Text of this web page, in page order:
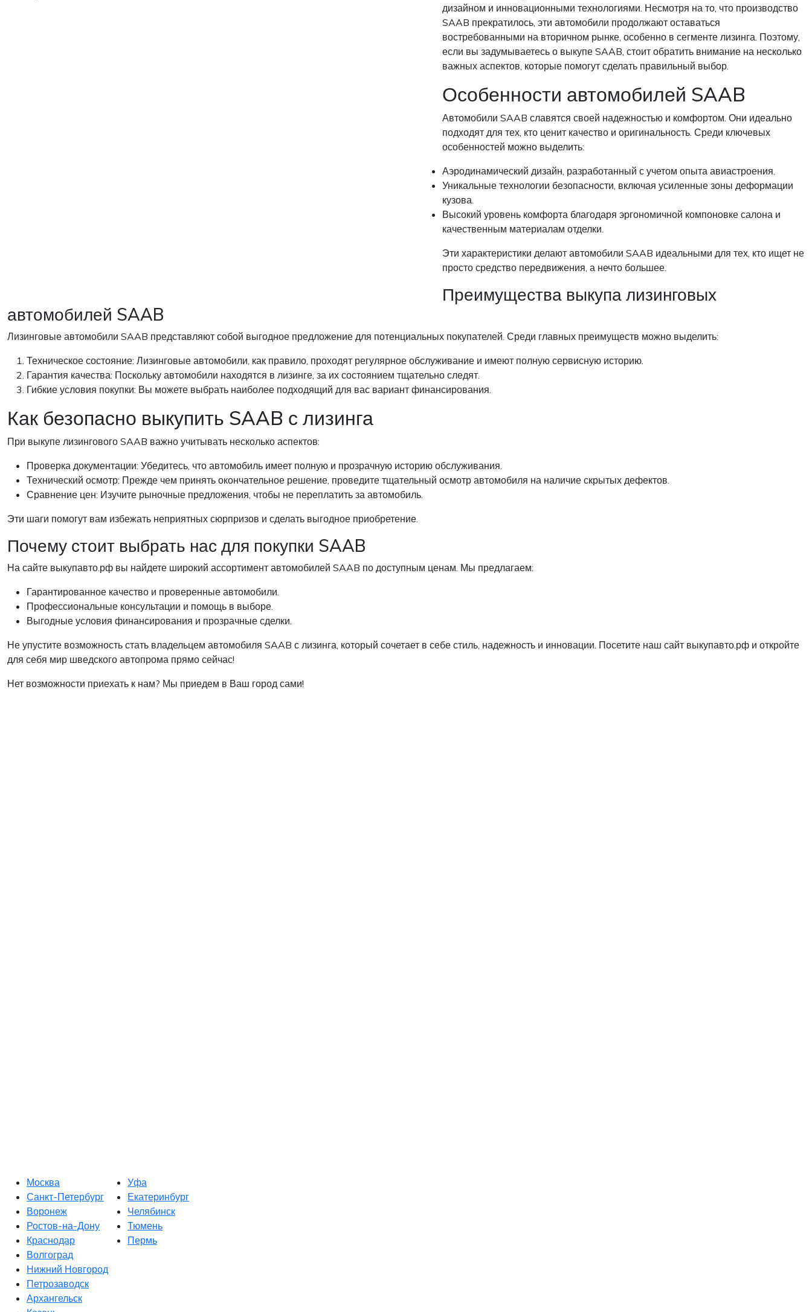
дизайном и инновационными технологиями. Несмотря на то, что производство
SAAB прекратилось, эти автомобили продолжают оставаться
востребованными на вторичном рынке, особенно в сегменте лизинга. Поэтому,
если вы задумываетесь о выкупе SAAB, стоит обратить внимание на несколько
важных аспектов, которые помогут сделать правильный выбор.
Особенности автомобилей SAAB
Автомобили SAAB славятся своей надежностью и комфортом. Они идеально
подходят для тех, кто ценит качество и оригинальность. Среди ключевых
особенностей можно выделить:
Аэродинамический дизайн, разработанный с учетом опыта авиастроения.
Уникальные технологии безопасности, включая усиленные зоны деформации
кузова.
Высокий уровень комфорта благодаря эргономичной компоновке салона и
качественным материалам отделки.
Эти характеристики делают автомобили SAAB идеальными для тех, кто ищет не
просто средство передвижения, а нечто большее.
Преимущества выкупа лизинговых
автомобилей SAAB
Лизинговые автомобили SAAB представляют собой выгодное предложение для потенциальных покупателей. Среди главных преимуществ можно выделить:
Техническое состояние: Лизинговые автомобили, как правило, проходят регулярное обслуживание и имеют полную сервисную историю.
Гарантия качества: Поскольку автомобили находятся в лизинге, за их состоянием тщательно следят.
Гибкие условия покупки: Вы можете выбрать наиболее подходящий для вас вариант финансирования.
Как безопасно выкупить SAAB с лизинга
При выкупе лизингового SAAB важно учитывать несколько аспектов:
Проверка документации: Убедитесь, что автомобиль имеет полную и прозрачную историю обслуживания.
Технический осмотр: Прежде чем принять окончательное решение, проведите тщательный осмотр автомобиля на наличие скрытых дефектов.
Сравнение цен: Изучите рыночные предложения, чтобы не переплатить за автомобиль.
Эти шаги помогут вам избежать неприятных сюрпризов и сделать выгодное приобретение.
Почему стоит выбрать нас для покупки SAAB
На сайте выкупавто.рф вы найдете широкий ассортимент автомобилей SAAB по доступным ценам. Мы предлагаем:
Гарантированное качество и проверенные автомобили.
Профессиональные консультации и помощь в выборе.
Выгодные условия финансирования и прозрачные сделки.
Не упустите возможность стать владельцем автомобиля SAAB с лизинга, который сочетает в себе стиль, надежность и инновации. Посетите наш сайт выкупавто.рф и откройте
для себя мир шведского автопрома прямо сейчас!
Нет возможности приехать к нам? Мы приедем в Ваш город сами!
Москва
Санкт-Петербург
Воронеж
Ростов-на-Дону
Краснодар
Волгоград
Нижний Новгород
Петрозаводск
Архангельск
Уфа
Екатеринбург
Челябинск
Тюмень
Пермь